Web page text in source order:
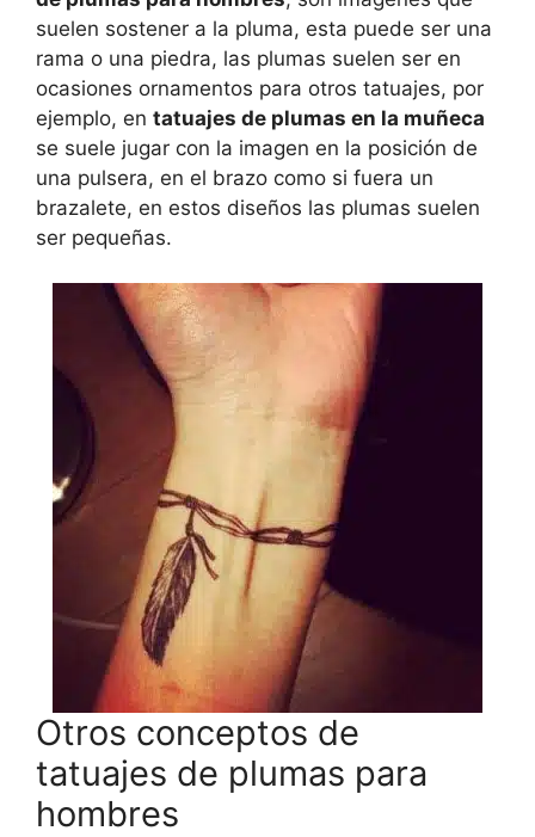
suelen sostener a la pluma, esta puede ser una
rama o una piedra, las plumas suelen ser en
ocasiones ornamentos para otros tatuajes, por
ejemplo, en tatuajes de plumas en la muñeca
se suele jugar con la imagen en la posición de
una pulsera, en el brazo como si fuera un
brazalete, en estos diseños las plumas suelen
ser pequeñas.
Otros conceptos de
tatuajes de plumas para
hombres